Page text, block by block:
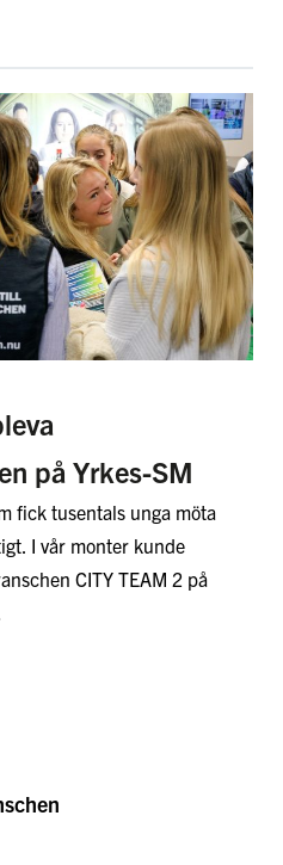
på Yrkes-SM
fick tusentals unga möta
I vår monter kunde
CITY TEAM 2 på